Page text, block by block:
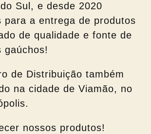
Sul, e desde 2020
para a entrega de produtos
de qualidade e fonte de
gaúchos!
de Distribuição também
na cidade de Viamão, no
nossos produtos!